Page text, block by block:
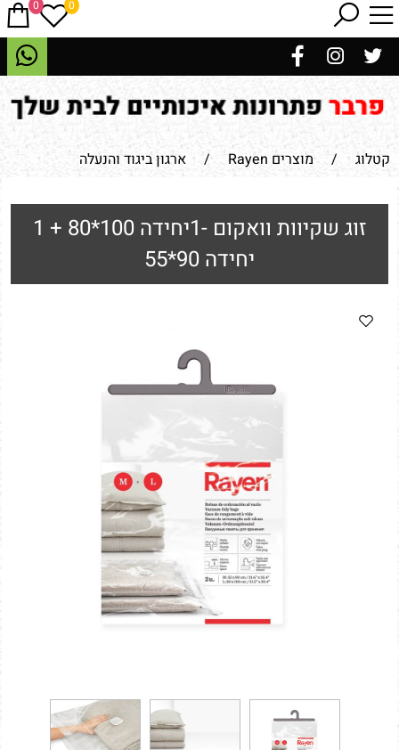
0 0
קטלוג / מוצרים Rayen / ארגון ביגוד והנעלה
זוג שקיוות וואקום -1יחידה 100*80 + 1
יחידה 90*55